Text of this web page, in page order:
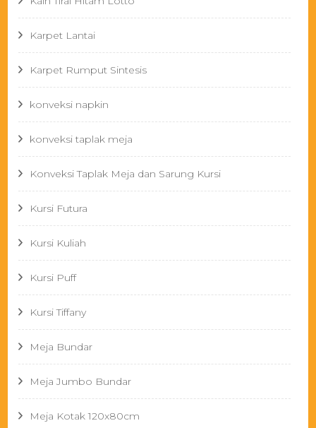
Karpet Lantai
Karpet Rumput Sintesis
konveksi napkin
konveksi taplak meja
Konveksi Taplak Meja dan Sarung Kursi
Kursi Futura
Kursi Kuliah
Kursi Puff
Kursi Tiffany
Meja Bundar
Meja Jumbo Bundar
Meja Kotak 120x80cm